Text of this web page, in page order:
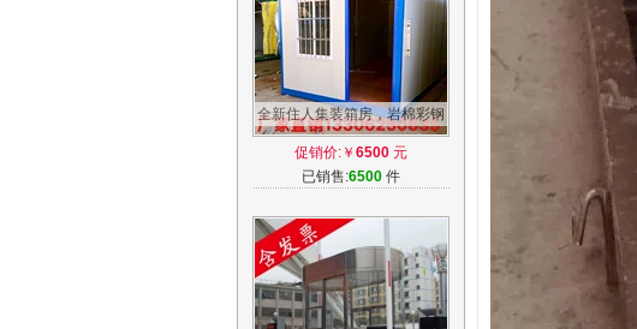
全新住人集装箱房，岩棉彩钢
板组合防火移动箱房，活动房
箱房
促销价:￥ 6500 元
已销售:6500 件